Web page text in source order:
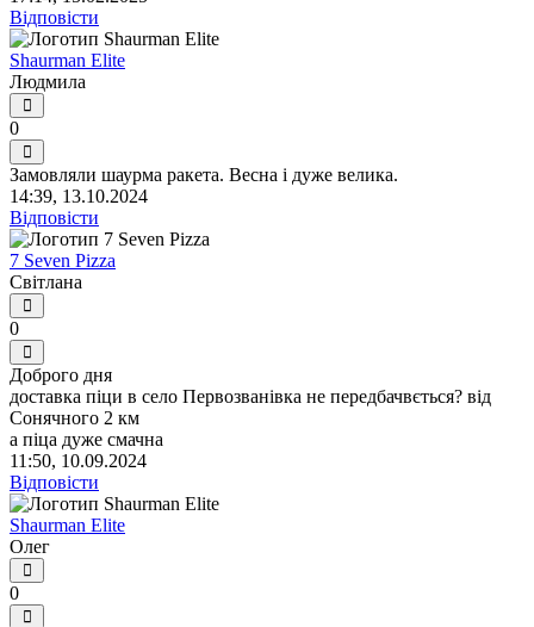
Відповісти
Shaurman Elite
Людмила
0
Замовляли шаурма ракета. Весна і дуже велика.
14:39, 13.10.2024
Відповісти
7 Seven Pizza
Світлана
0
Доброго дня
доставка піци в село Первозванівка не передбачвється? від
Сонячного 2 км
а піца дуже смачна
11:50, 10.09.2024
Відповісти
Shaurman Elite
Олег
0